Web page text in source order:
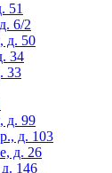
51
6/2
д. 50
34
33
д. 99
д. 103
д. 26
д. 146